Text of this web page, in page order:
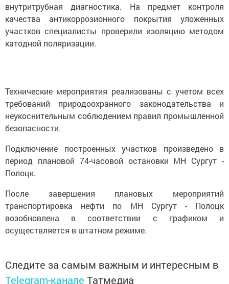
внутритрубная диагностика. На предмет контроля
качества антикоррозионного покрытия уложенных
участков специалисты проверили изоляцию методом
катодной поляризации.
Технические мероприятия реализованы с учетом всех
требований природоохранного законодательства и
неукоснительным соблюдением правил промышленной
безопасности.
Подключение построенных участков произведено в
период плановой 74-часовой остановки МН Сургут -
Полоцк.
После завершения плановых мероприятий
транспортировка нефти по МН Сургут - Полоцк
возобновлена в соответствии с графиком и
осуществляется в штатном режиме.
Следите за самым важным и интересным в
Telegram-канале Татмедиа